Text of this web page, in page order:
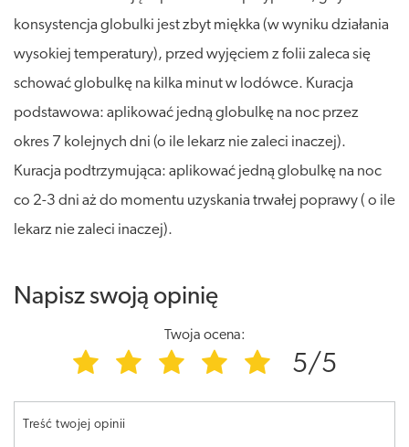
konsystencja globulki jest zbyt miękka (w wyniku działania
wysokiej temperatury), przed wyjęciem z folii zaleca się
schować globulkę na kilka minut w lodówce. Kuracja
podstawowa: aplikować jedną globulkę na noc przez
okres 7 kolejnych dni (o ile lekarz nie zaleci inaczej).
Kuracja podtrzymująca: aplikować jedną globulkę na noc
co 2-3 dni aż do momentu uzyskania trwałej poprawy ( o ile
lekarz nie zaleci inaczej).
Napisz swoją opinię
Twoja ocena:
5/5
Treść twojej opinii